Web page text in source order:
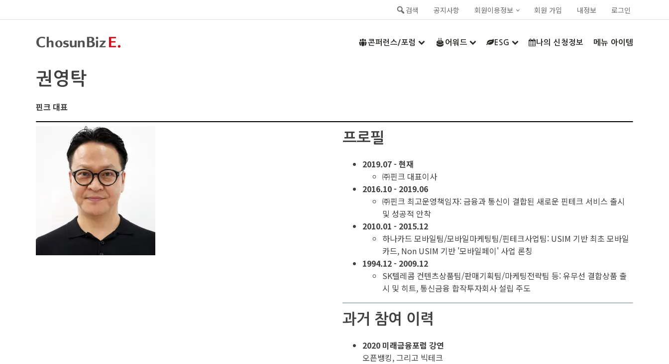
검색 공지사항 회원이용정보 회원 가입 내정보 로그인
콘퍼런스/포럼 어워드 ESG 나의 신청정보 메뉴 아이템
권영탁
핀크 대표
프로필
2019.07 - 현재
㈜핀크 대표이사
2016.10 - 2019.06
㈜핀크 최고운영책임자: 금융과 통신이 결합된 새로운 핀테크 서비스 출시
및 성공적 안착
2010.01 - 2015.12
하나카드 모바일팀/모바일마케팅팀/핀테크사업팀: USIM 기반 최초 모바일
카드, Non USIM 기반 '모바일페이' 사업 론칭
1994.12 - 2009.12
SK텔레콤 컨텐츠상품팀/판매기획팀/마케팅전략팀 등: 유무선 결합상품 출
시 및 히트, 통신금융 합작투자회사 설립 주도
과거 참여 이력
2020 미래금융포럼 강연
오픈뱅킹, 그리고 빅테크